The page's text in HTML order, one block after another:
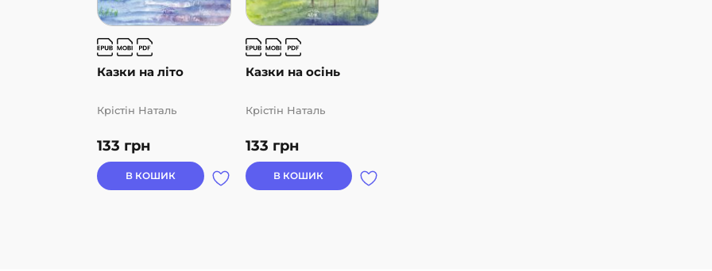
Казки на літо
133 грн
Крістін Наталь
В КОШИК
Казки на осінь
133 грн
Крістін Наталь
В КОШИК